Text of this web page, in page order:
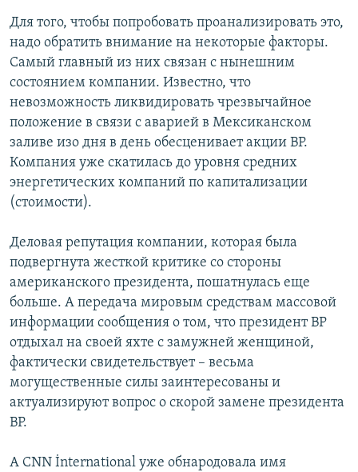
Для того, чтобы попробовать проанализировать это,
надо обратить внимание на некоторые факторы.
Самый главный из них связан с нынешним
состоянием компании. Известно, что
невозможность ликвидировать чрезвычайное
положение в связи с аварией в Мексиканском
заливе изо дня в день обесценивает акции ВР.
Компания уже скатилась до уровня средних
энергетических компаний по капитализации
(стоимости).
Деловая репутация компании, которая была
подвергнута жесткой критике со стороны
американского президента, пошатнулась еще
больше. А передача мировым средствам массовой
информации сообщения о том, что президент ВР
отдыхал на своей яхте с замужней женщиной,
фактически свидетельствует – весьма
могущественные силы заинтересованы и
актуализируют вопрос о скорой замене президента
ВР.
А CNN İnternational уже обнародовала имя